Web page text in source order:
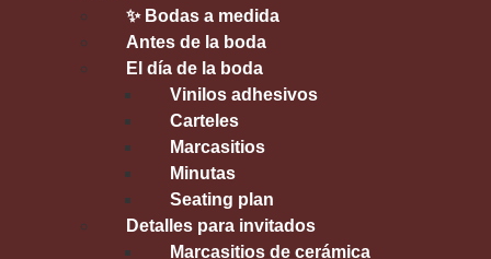
✨ Bodas a medida
Antes de la boda
El día de la boda
Vinilos adhesivos
Carteles
Marcasitios
Minutas
Seating plan
Detalles para invitados
Marcasitios de cerámica